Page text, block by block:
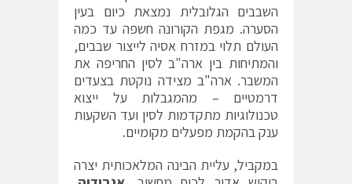
השבבים הגלובלית נמצאת כיום בעין
הסערה. מגפת הקורונה חשפה עד כמה
העולם תלוי במזרח אסיה לייצור שבבים,
והמתיחות בין ארה"ב לסין החריפה את
המשבר. ארה"ב מצידה נוקטת בצעדים
דרמטיים – מהמגבלות על ייצוא
טכנולוגיות מתקדמות לסין ועד השקעות
ענק בהקמת מפעלים מקומיים.
במקביל, עליית הבינה המלאכותית יצרה